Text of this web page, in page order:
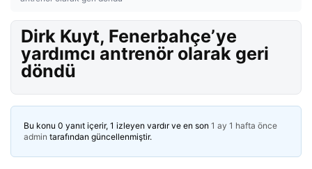
Dirk Kuyt, Fenerbahçe’ye
yardımcı antrenör olarak geri
döndü
Bu konu 0 yanıt içerir, 1 izleyen vardır ve en son 1 ay 1 hafta önce
admin tarafından güncellenmiştir.